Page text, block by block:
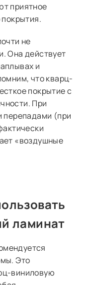
приятное
не
Она действует
и
что кварц-
покрытие с
При
перепадами (при
«воздушные
ламинат
Это
виниловую